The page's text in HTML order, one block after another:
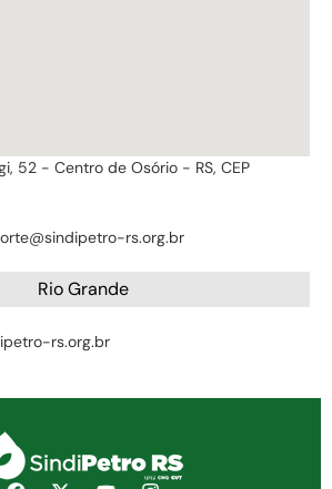
52 - Centro de Osório - RS, CEP
rs.org.br
Rio Grande
rs.org.br